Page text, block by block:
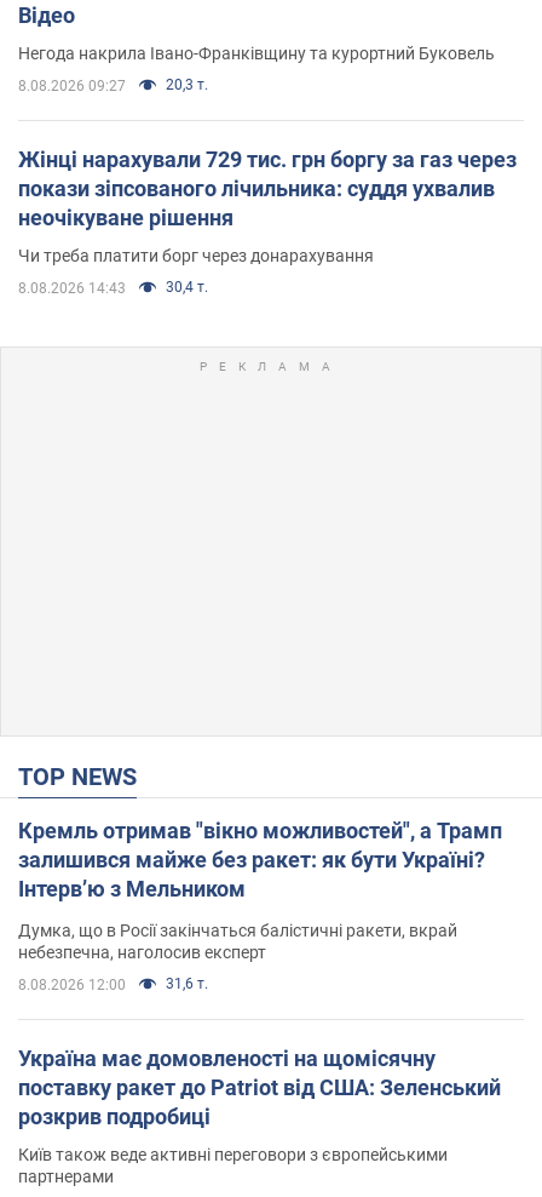
Відео
Негода накрила Івано-Франківщину та курортний Буковель
8.08.2026 09:27 20,3 т.
Жінці нарахували 729 тис. грн боргу за газ через
покази зіпсованого лічильника: суддя ухвалив
неочікуване рішення
Чи треба платити борг через донарахування
8.08.2026 14:43 30,4 т.
TOP NEWS
Кремль отримав "вікно можливостей", а Трамп
залишився майже без ракет: як бути Україні?
Інтерв’ю з Мельником
Думка, що в Росії закінчаться балістичні ракети, вкрай
небезпечна, наголосив експерт
8.08.2026 12:00 31,6 т.
Україна має домовленості на щомісячну
поставку ракет до Patriot від США: Зеленський
розкрив подробиці
Київ також веде активні переговори з європейськими
партнерами